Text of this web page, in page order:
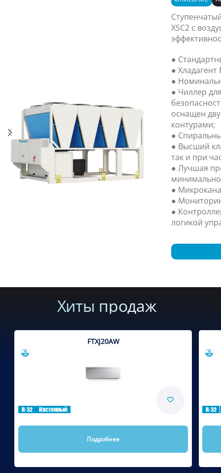
XSC2 с
●
● Хладагент
●
● Чиллер
оснащен
контурами;
●
● Высший
так и при
● Лучшая
●
●
●
логикой
Хиты продаж
FTXJ20AW
R-32 Настенный
Подробнее
R-32